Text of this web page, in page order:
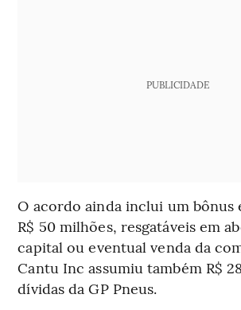
PUBLICIDADE
O acordo ainda inclui um bônus
R$ 50 milhões, resgatáveis em
capital ou eventual venda da
Cantu Inc assumiu também R$
dívidas da GP Pneus.